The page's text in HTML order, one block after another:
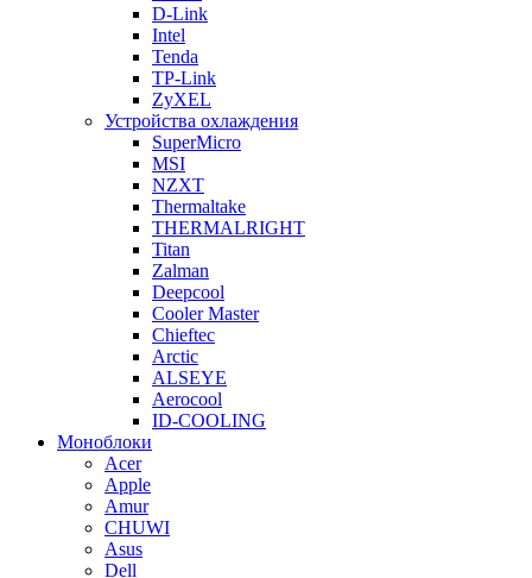
D-Link
Intel
Tenda
TP-Link
ZyXEL
Устройства охлаждения
SuperMicro
MSI
NZXT
Thermaltake
THERMALRIGHT
Titan
Zalman
Deepcool
Cooler Master
Chieftec
Arctic
ALSEYE
Aerocool
ID-COOLING
Моноблоки
Acer
Apple
Amur
CHUWI
Asus
Dell